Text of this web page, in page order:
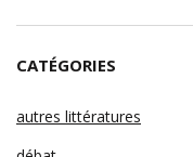
CATÉGORIES
autres littératures